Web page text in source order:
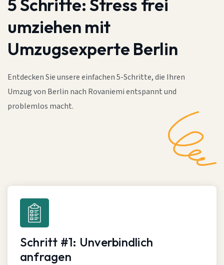
5 Schritte:Stress frei
umziehen mit
Umzugsexperte Berlin
Entdecken Sie unsere einfachen 5-Schritte, die Ihren
Umzug von Berlin nach Rovaniemi entspannt und
problemlos macht.
Schritt #1: Unverbindlich
anfragen